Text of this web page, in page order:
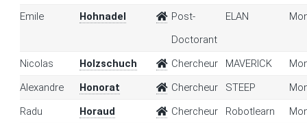
Emile
Hohnadel
Post-
Doctorant
ELAN
Nicolas Holzschuch Chercheur MAVERICK
Alexandre
Honorat Chercheur STEEP
Radu
Horaud Chercheur Robotlearn